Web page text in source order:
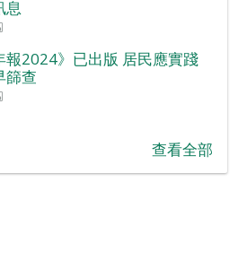
息
報2024》已出版 居民應實踐
篩查
查看全部